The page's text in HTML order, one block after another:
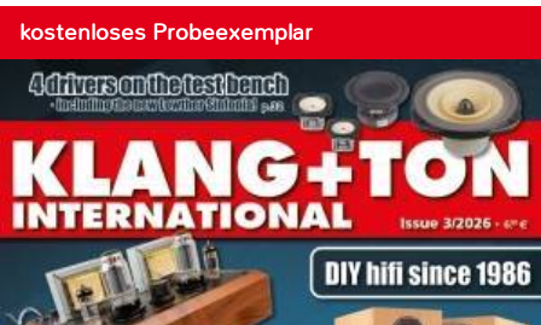
kostenloses Probeexemplar